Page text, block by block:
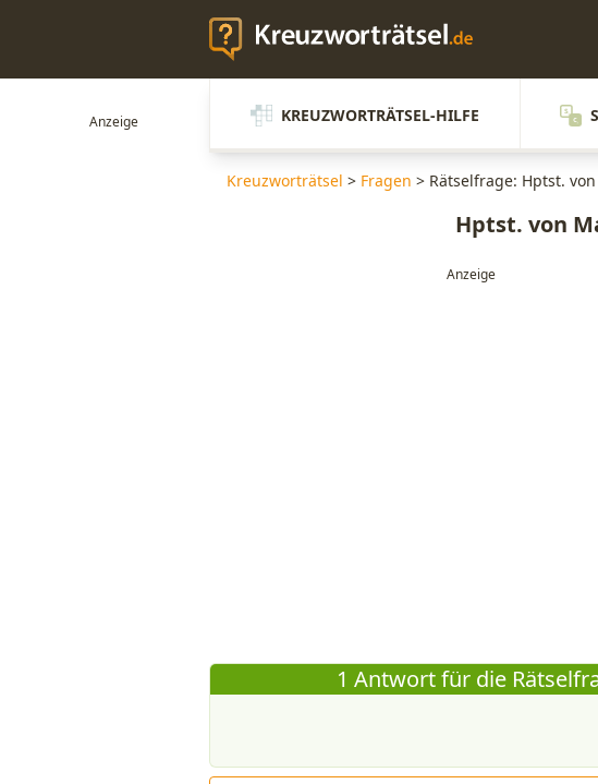
KREUZWORTRÄTSEL-HILFE
Kreuzworträtsel > Fragen > Rätselfrage: Hptst.
Hptst. von
1 Antwort für die